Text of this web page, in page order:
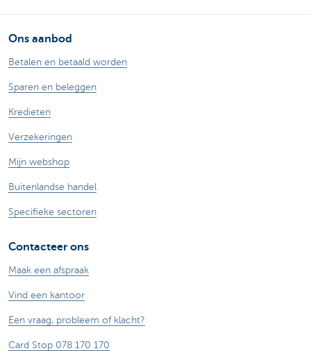
Ons aanbod
Betalen en betaald worden
Sparen en beleggen
Kredieten
Verzekeringen
Mijn webshop
Buitenlandse handel
Specifieke sectoren
Contacteer ons
Maak een afspraak
Vind een kantoor
Een vraag, probleem of klacht?
Card Stop 078 170 170